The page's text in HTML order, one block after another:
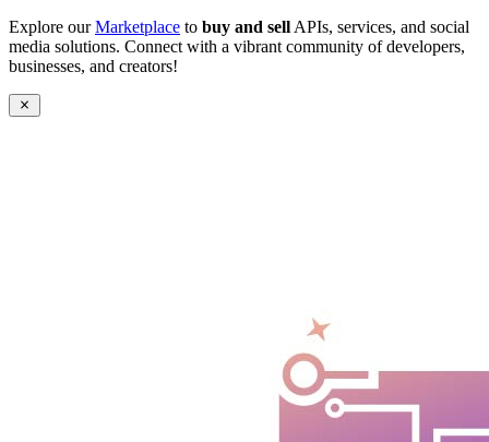
Explore ourMarketplace to buy and sell APIs, services, and social
media solutions. Connect with a vibrant community of developers,
businesses, and creators!